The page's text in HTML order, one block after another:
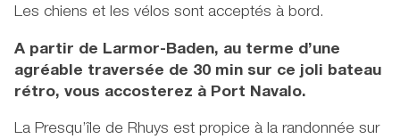
Les chiens et les vélos sont acceptés à bord.
A partir de Larmor-Baden, au terme d’une
agréable traversée de 30 min sur ce joli bateau
rétro, vous accosterez à Port Navalo.
La Presqu’île de Rhuys est propice à la randonnée sur